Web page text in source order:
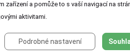
zařízení a pomůže to s vaší navigací na
aktivitami.
Podrobné nastavení